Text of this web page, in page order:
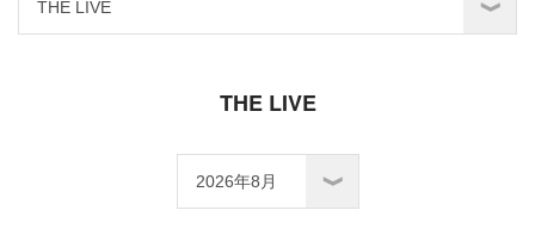
THE LIVE